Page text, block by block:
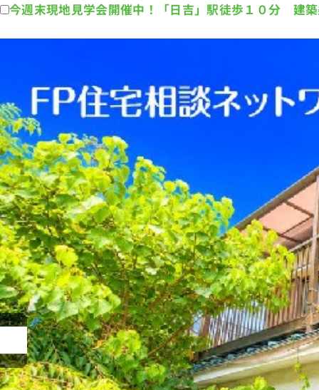
今週末現地見学会開催中！「日吉」駅徒歩１０分 建